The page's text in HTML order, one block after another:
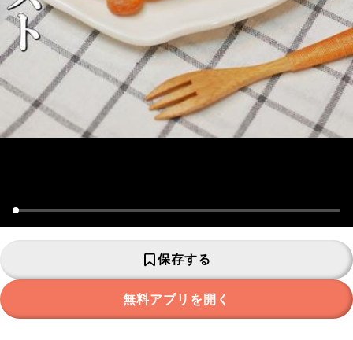
保存する
無料アプリを開く